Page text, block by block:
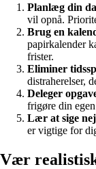
Planlæg din
vil opnå.
Brug en
papirkalender
frister.
Eliminer
distraherelser,
Deleger
frigøre din
Lær at sige
er vigtige for
Vær